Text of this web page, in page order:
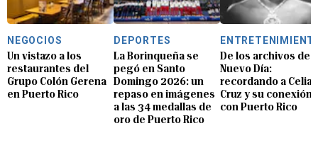
NEGOCIOS
Un vistazo a los
restaurantes del
Grupo Colón Gerena
en Puerto Rico
DEPORTES
La Borinqueña se
pegó en Santo
Domingo 2026: un
repaso en imágenes
a las 34 medallas de
oro de Puerto Rico
De los archivos de
Nuevo Día:
recordando a Celia
Cruz y su conexión
con Puerto Rico